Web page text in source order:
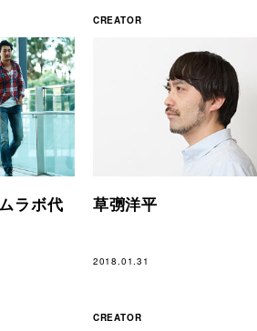
CREATOR
草彅洋平
2018.01.31
CREATOR
ラボ代